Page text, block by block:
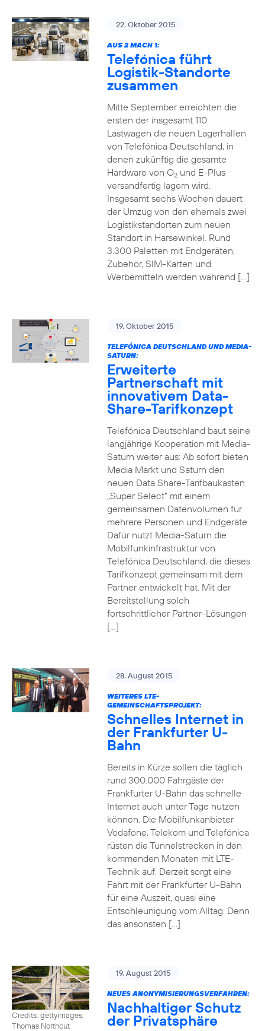
22. Oktober 2015
AUS 2 MACH 1:
Telefónica führt
Logistik-Standorte
zusammen
Mitte September erreichten die
ersten der insgesamt 110
Lastwagen die neuen Lagerhallen
von Telefónica Deutschland, in
denen zukünftig die gesamte
Hardware von O2und E-Plus
versandfertig lagern wird.
Insgesamt sechs Wochen dauert
der Umzug von den ehemals zwei
Logistikstandorten zum neuen
Standort in Harsewinkel. Rund
3.300 Paletten mit Endgeräten,
Zubehör, SIM-Karten und
Werbemitteln werden während […]
19. Oktober 2015
TELEFÓNICA DEUTSCHLAND UND MEDIA-
SATURN:
Erweiterte
Partnerschaft mit
innovativem Data-
Share-Tarifkonzept
Telefónica Deutschland baut seine
langjährige Kooperation mit Media-
Saturn weiter aus: Ab sofort bieten
Media Markt und Saturn den
neuen Data Share-Tarifbaukasten
„Super Select“ mit einem
gemeinsamen Datenvolumen für
mehrere Personen und Endgeräte.
Dafür nutzt Media-Saturn die
Mobilfunkinfrastruktur von
Telefónica Deutschland, die dieses
Tarifkonzept gemeinsam mit dem
Partner entwickelt hat. Mit der
Bereitstellung solch
fortschrittlicher Partner-Lösungen
[…]
28. August 2015
WEITERES LTE-
GEMEINSCHAFTSPROJEKT:
Schnelles Internet in
der Frankfurter U-
Bahn
Bereits in Kürze sollen die täglich
rund 300.000 Fahrgäste der
Frankfurter U-Bahn das schnelle
Internet auch unter Tage nutzen
können. Die Mobilfunkanbieter
Vodafone, Telekom und Telefónica
rüsten die Tunnelstrecken in den
kommenden Monaten mit LTE-
Technik auf. Derzeit sorgt eine
Fahrt mit der Frankfurter U-Bahn
für eine Auszeit, quasi eine
Entschleunigung vom Alltag. Denn
das ansonsten […]
Credits: gettyimages,
Thomas Northcut
19. August 2015
NEUES ANONYMISIERUNGSVERFAHREN:
Nachhaltiger Schutz
der Privatsphäre